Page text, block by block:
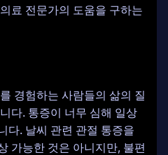
료 전문가의 도움을 구하는
경험하는 사람들의 삶의 질
다. 통증이 너무 심해 일상
다. 날씨 관련 관절 통증을
가능한 것은 아니지만, 불편